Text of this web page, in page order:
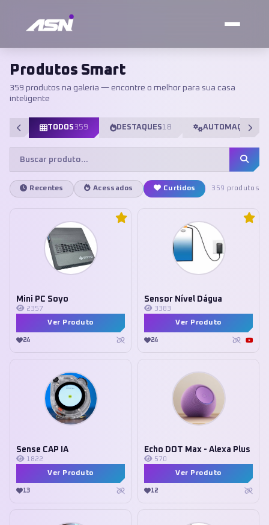
Produtos Smart
359 produtos na galeria — encontre o melhor para sua casa
inteligente
TODOS359 DESTAQUES18 AUTOMAÇÃO
Recentes Acessados Curtidos 359 produtos
Mini PC Soyo
2357
Ver Produto
24
Sensor Nível Dágua
3383
Ver Produto
24
Sense CAP IA
1822
Ver Produto
13
Echo DOT Max - Alexa Plus
570
Ver Produto
12